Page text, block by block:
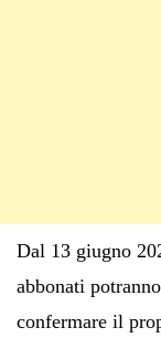
Dal 13 giugno
abbonati
confermare il